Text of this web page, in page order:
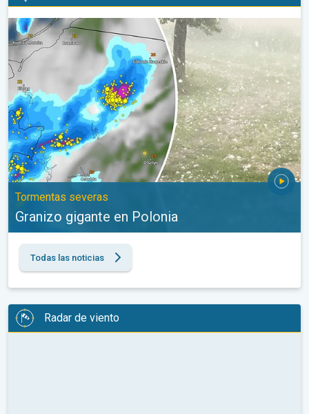
Granizo gigante en Polonia. Tormentas severas. . .
Tormentas severas
Granizo gigante en Polonia
Todas las noticias
Radar de viento